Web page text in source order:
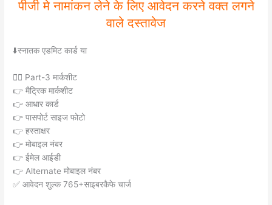
पीजी मे नामांकन लेने के लिए आवेदन करने वक्त लगने
वाले दस्तावेज
⬇️स्नातक एडमिट कार्ड या
👉🏿 Part-3 मार्कशीट
👉 मैट्रिक मार्कशीट
👉 आधार कार्ड
👉 पासपोर्ट साइज फोटो
👉 हस्ताक्षर
👉 मोबाइल नंबर
👉 ईमेल आईडी
👉 Alternate मोबाइल नंबर
✅ आवेदन शुल्क 765+साइबरकैफे चार्ज